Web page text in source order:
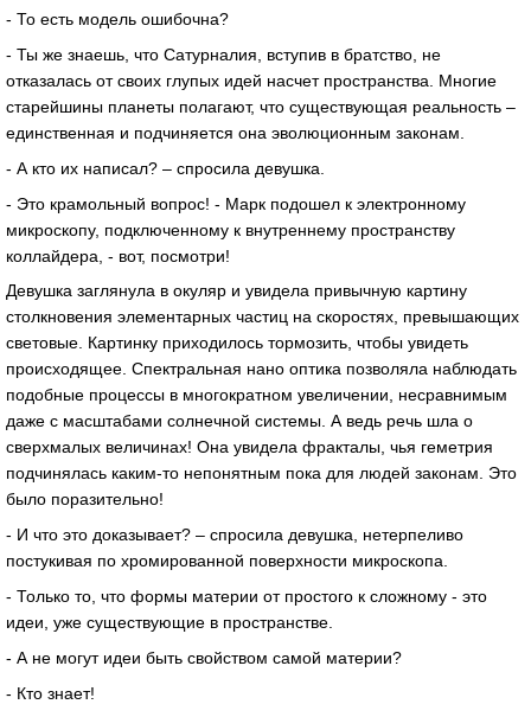
- То есть модель ошибочна?
- Ты же знаешь, что Сатурналия, вступив в братство, не
отказалась от своих глупых идей насчет пространства. Многие
старейшины планеты полагают, что существующая реальность –
единственная и подчиняется она эволюционным законам.
- А кто их написал? – спросила девушка.
- Это крамольный вопрос! - Марк подошел к электронному
микроскопу, подключенному к внутреннему пространству
коллайдера, - вот, посмотри!
Девушка заглянула в окуляр и увидела привычную картину
столкновения элементарных частиц на скоростях, превышающих
световые. Картинку приходилось тормозить, чтобы увидеть
происходящее. Спектральная нано оптика позволяла наблюдать
подобные процессы в многократном увеличении, несравнимым
даже с масштабами солнечной системы. А ведь речь шла о
сверхмалых величинах! Она увидела фракталы, чья геметрия
подчинялась каким-то непонятным пока для людей законам. Это
было поразительно!
- И что это доказывает? – спросила девушка, нетерпеливо
постукивая по хромированной поверхности микроскопа.
- Только то, что формы материи от простого к сложному - это
идеи, уже существующие в пространстве.
- А не могут идеи быть свойством самой материи?
- Кто знает!